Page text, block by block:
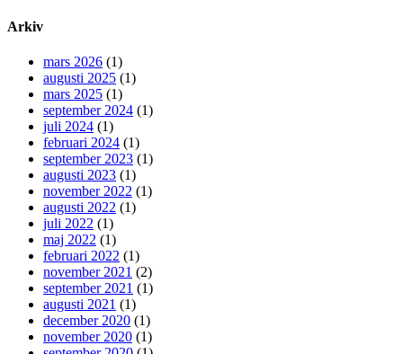
Arkiv
mars 2026 (1)
augusti 2025 (1)
mars 2025 (1)
september 2024 (1)
juli 2024 (1)
februari 2024 (1)
september 2023 (1)
augusti 2023 (1)
november 2022 (1)
augusti 2022 (1)
juli 2022 (1)
maj 2022 (1)
februari 2022 (1)
november 2021 (2)
september 2021 (1)
augusti 2021 (1)
december 2020 (1)
november 2020 (1)